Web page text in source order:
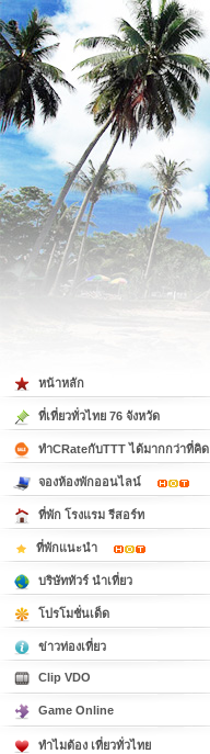
ต้
หน้าหลัก
ที่เที่ยวทั่วไทย 76 จังหวัด
ทำCRateกับTTT ได้มากกว่าที่คิด
จองห้องพักออนไลน์
ที่พัก โรงแรม รีสอร์ท
ที่พักแนะนำ
บริษัททัวร์ นำเที่ยว
โปรโมชั่นเด็ด
ข่าวท่องเที่ยว
Clip VDO
Game Online
ทำไมต้อง เที่ยวทั่วไทย